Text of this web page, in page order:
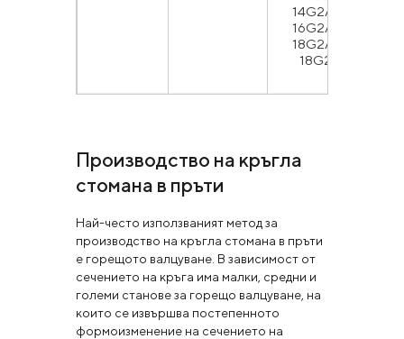
14G2АFD,
16G2АFD,
18G2АFD,
18G2АF
Производство на кръгла
стомана в пръти
Най-често използваният метод за
производство на кръгла стомана в пръти
е горещото валцуване. В зависимост от
сечението на кръга има малки, средни и
големи станове за горещо валцуване, на
които се извършва постепенното
формоизменение на сечението на